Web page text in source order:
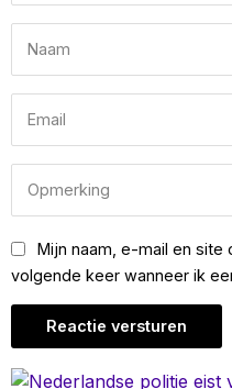
Mijn naam, e-mail en
volgende keer wanneer ik